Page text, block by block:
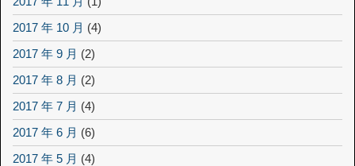
2017 年 10 月 (4)
2017 年 9 月 (2)
2017 年 8 月 (2)
2017 年 7 月 (4)
2017 年 6 月 (6)
2017 年 5 月 (4)